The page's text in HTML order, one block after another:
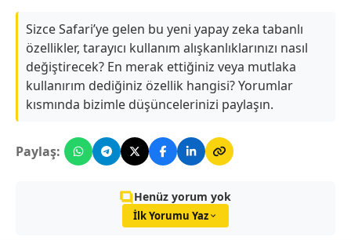
Sizce Safari’ye gelen bu yeni yapay zeka tabanlı
özellikler, tarayıcı kullanım alışkanlıklarınızı nasıl
değiştirecek? En merak ettiğiniz veya mutlaka
kullanırım dediğiniz özellik hangisi? Yorumlar
kısmında bizimle düşüncelerinizi paylaşın.
Paylaş:
Henüz yorum yok
İlk Yorumu Yaz